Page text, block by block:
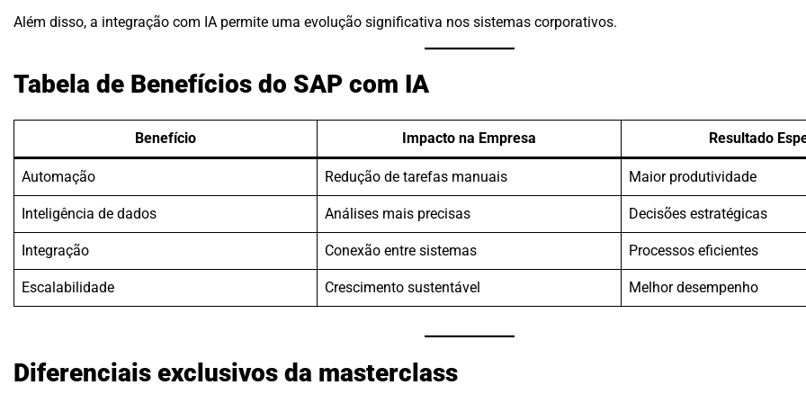
Além disso, a integração com IA permite uma evolução significativa nos sistemas corporativos.
Tabela de Benefícios do SAP com IA
Benefício Impacto na Empresa Resultado
Automação Redução de tarefas manuais Maior produtividade
Inteligência de dados Análises mais precisas Decisões estratégicas
Integração Conexão entre sistemas Processos eficientes
Escalabilidade Crescimento sustentável Melhor desempenho
Diferenciais exclusivos da masterclass